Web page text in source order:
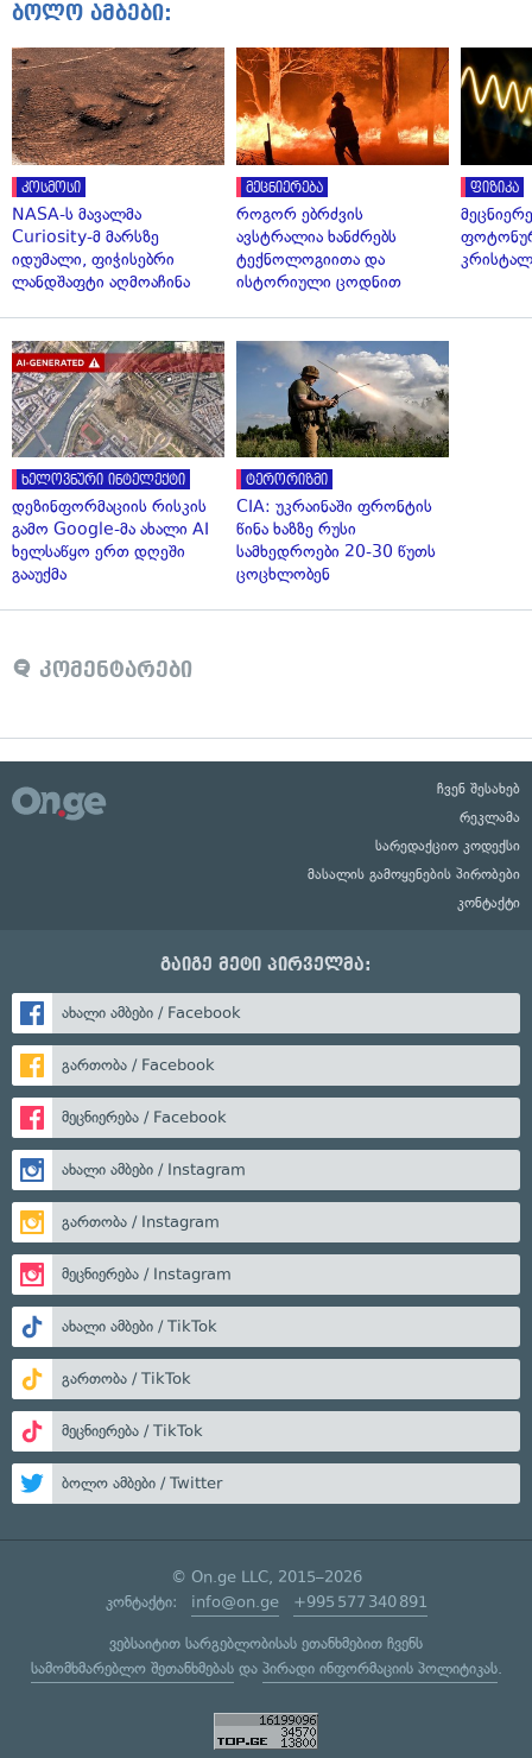
ბოლო ამბები:
კოსმოსი
NASA-ს მავალმა
Curiosity-მ მარსზე
იდუმალი, ფიჭისებრი
ლანდშაფტი აღმოაჩინა
მეცნიერება
როგორ ებრძვის
ავსტრალია ხანძრებს
ტექნოლოგიითა და
ისტორიული ცოდნით
ფიზიკა
ხელოვნური ინტელექტი
დეზინფორმაციის რისკის
გამო Google-მა ახალი AI
ხელსაწყო ერთ დღეში
გააუქმა
ტერორიზმი
CIA: უკრაინაში ფრონტის
წინა ხაზზე რუსი
სამხედროები 20-30 წუთს
ცოცხლობენ
კომენტარები
ჩვენ შესახებ
რეკლამა
სარედაქციო კოდექსი
მასალის გამოყენების პირობები
კონტაქტი
გაიგე მეტი პირველმა:
ახალი ამბები / Facebook
გართობა / Facebook
მეცნიერება / Facebook
ახალი ამბები / Instagram
გართობა / Instagram
მეცნიერება / Instagram
ახალი ამბები / TikTok
გართობა / TikTok
მეცნიერება / TikTok
ბოლო ამბები / Twitter
© On.ge LLC, 2015–2026
კონტაქტი: info@on.ge +995 577 340 891
ვებსაიტით სარგებლობისას ეთანხმებით ჩვენს
სამომხმარებლო შეთანხმებასდა პირადი ინფორმაციის პოლიტიკას.